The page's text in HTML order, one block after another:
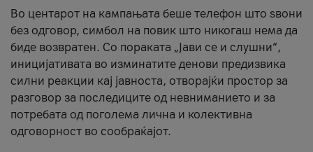
Во центарот на кампањата беше телефон што ѕвони
без одговор, симбол на повик што никогаш нема да
биде возвратен. Со пораката „Јави се и слушни“,
иницијативата во изминатите денови предизвика
силни реакции кај јавноста, отворајќи простор за
разговор за последиците од невниманието и за
потребата од поголема лична и колективна
одговорност во сообраќајот.